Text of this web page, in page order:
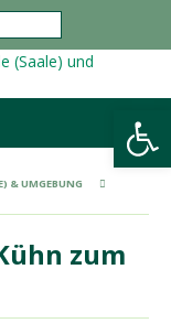
Werkzeugleiste öffnen
& UMGEBUNG
zum